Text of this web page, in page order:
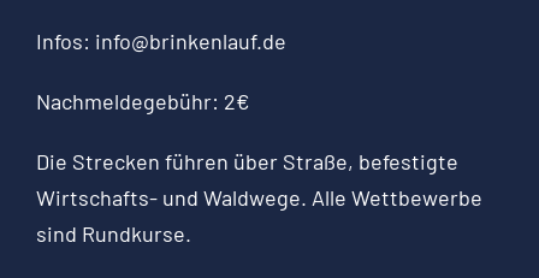
Infos: info@brinkenlauf.de
Nachmeldegebühr: 2€
Die Strecken führen über Straße, befestigte
Wirtschafts- und Waldwege. Alle Wettbewerbe
sind Rundkurse.